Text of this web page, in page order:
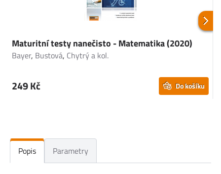
Maturitní testy nanečisto - Matematika (2020)
Bayer, Bustová, Chytrý a kol.
249 Kč Do košíku
Popis Parametry